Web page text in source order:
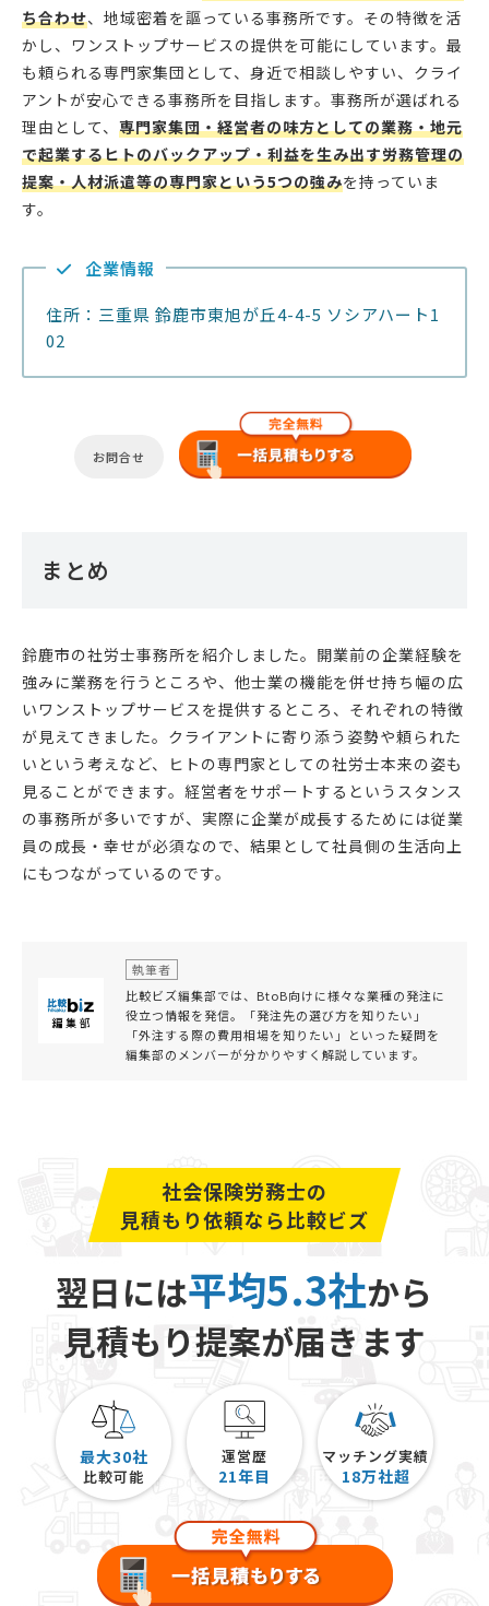
ち合わせ、地域密着を謳っている事務所です。その特徴を活
かし、ワンストップサービスの提供を可能にしています。最
も頼られる専門家集団として、身近で相談しやすい、クライ
アントが安心できる事務所を目指します。事務所が選ばれる
理由として、 専門家集団・経営者の味方としての業務・地元
で起業するヒトのバックアップ・利益を生み出す労務管理の
提案・人材派遣等の専門家という5つの強みを持っていま
す。
企業情報
住所：三重県 鈴鹿市東旭が丘4-4-5 ソシアハート1
02
お問合せ
まとめ
鈴鹿市の社労士事務所を紹介しました。開業前の企業経験を
強みに業務を行うところや、他士業の機能を併せ持ち幅の広
いワンストップサービスを提供するところ、それぞれの特徴
が見えてきました。クライアントに寄り添う姿勢や頼られた
いという考えなど、ヒトの専門家としての社労士本来の姿も
見ることができます。経営者をサポートするというスタンス
の事務所が多いですが、実際に企業が成長するためには従業
員の成長・幸せが必須なので、結果として社員側の生活向上
にもつながっているのです。
執筆者
比較ビズ編集部では、BtoB向けに様々な業種の発注に
役立つ情報を発信。「発注先の選び方を知りたい」
「外注する際の費用相場を知りたい」といった疑問を
編集部のメンバーが分かりやすく解説しています。
社会保険労務士の
見積もり依頼なら比較ビズ
翌日には平均5.3社から
見積もり提案が届きます
最大30社
比較可能
運営歴
21年目
マッチング実績
18万社超